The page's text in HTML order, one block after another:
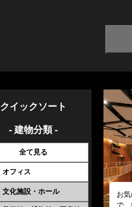
クイックソート
- 建物分類 -
全て見る
オフィス
文化施設・ホール
お
で